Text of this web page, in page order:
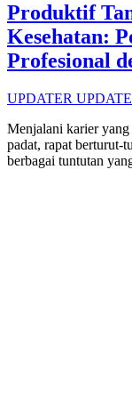
Produktif
Kesehatan:
Profesional
UPDATER
Menjalani karier
padat, rapat berturut-
berbagai tuntutan